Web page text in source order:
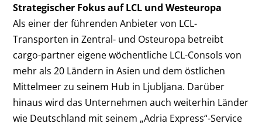
Strategischer Fokus auf LCL und Westeuropa
Als einer der führenden Anbieter von LCL-
Transporten in Zentral- und Osteuropa betreibt
cargo-partner eigene wöchentliche LCL-Consols von
mehr als 20 Ländern in Asien und dem östlichen
Mittelmeer zu seinem Hub in Ljubljana. Darüber
hinaus wird das Unternehmen auch weiterhin Länder
wie Deutschland mit seinem „Adria Express“-Service